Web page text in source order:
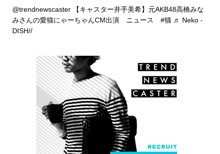
@trendnewscaster【キャスター井手美希】元AKB48高橋みな
みさんの愛猫にゃーちゃんCM出演 ニュース #猫 ♬ Neko -
DISH//